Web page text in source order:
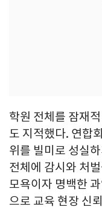
학원 전체를 잠재
도 지적했다. 연합
위를 빌미로 성실
전체에 감시와 처
모욕이자 명백한
으로 교육 현장 신